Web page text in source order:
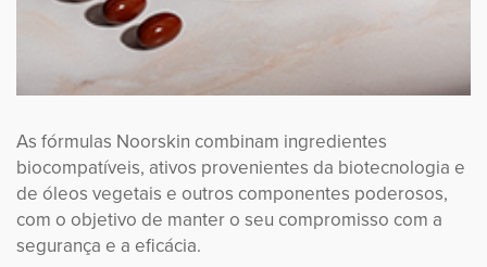
As fórmulas Noorskin combinam ingredientes
biocompatíveis, ativos provenientes da biotecnologia e
de óleos vegetais e outros componentes poderosos,
com o objetivo de manter o seu compromisso com a
segurança e a eficácia.